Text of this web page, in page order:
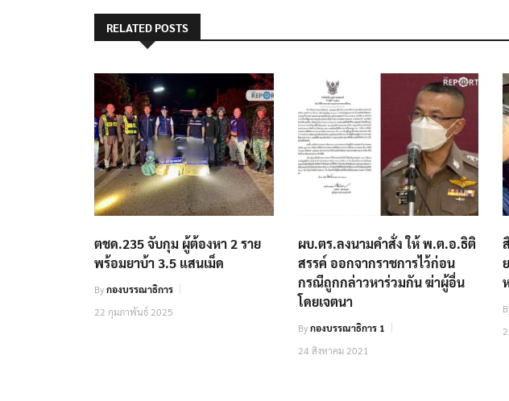
RELATED POSTS
ตชด.235 จับกุม ผู้ต้องหา 2 ราย
พร้อมยาบ้า 3.5 แสนเม็ด
Byกองบรรณาธิการ
22 กุมภาพันธ์ 2025
ผบ.ตร.ลงนามคำสั่ง ให้ พ.ต.อ.ธิติ
สรรค์ ออกจากราชการไว้ก่อน
กรณีถูกกล่าวหาร่วมกัน ฆ่าผู้อื่น
โดยเจตนา
Byกองบรรณาธิการ 1
24 สิงหาคม 2021